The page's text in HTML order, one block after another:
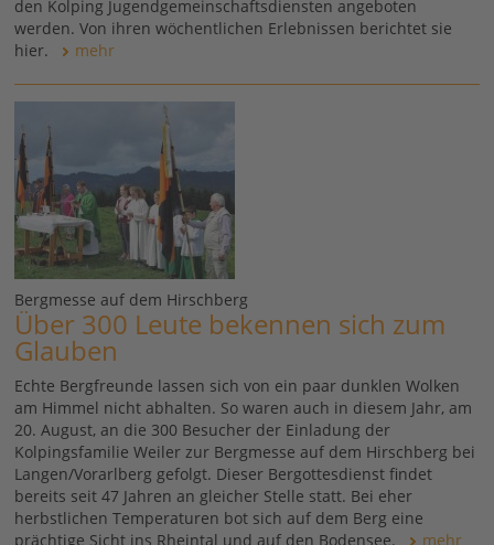
den Kolping Jugendgemeinschaftsdiensten angeboten
werden. Von ihren wöchentlichen Erlebnissen berichtet sie
hier.
mehr
Bergmesse auf dem Hirschberg
Über 300 Leute bekennen sich zum
Glauben
Echte Bergfreunde lassen sich von ein paar dunklen Wolken
am Himmel nicht abhalten. So waren auch in diesem Jahr, am
20. August, an die 300 Besucher der Einladung der
Kolpingsfamilie Weiler zur Bergmesse auf dem Hirschberg bei
Langen/Vorarlberg gefolgt. Dieser Bergottesdienst findet
bereits seit 47 Jahren an gleicher Stelle statt. Bei eher
herbstlichen Temperaturen bot sich auf dem Berg eine
prächtige Sicht ins Rheintal und auf den Bodensee.
mehr